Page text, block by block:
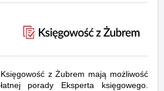
z Żubrem mają możliwość
porady Eksperta księgowego.